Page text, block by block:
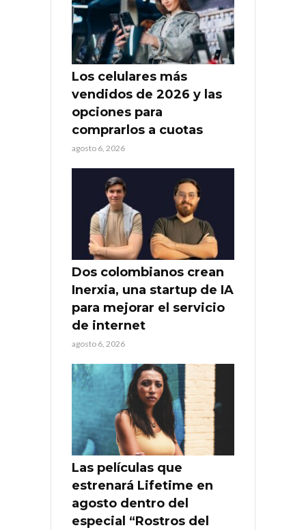
Los celulares más
vendidos de 2026 y las
opciones para
comprarlos a cuotas
agosto 6, 2026
Dos colombianos crean
Inerxia, una startup de IA
para mejorar el servicio
de internet
agosto 6, 2026
Las películas que
estrenará Lifetime en
agosto dentro del
especial “Rostros del